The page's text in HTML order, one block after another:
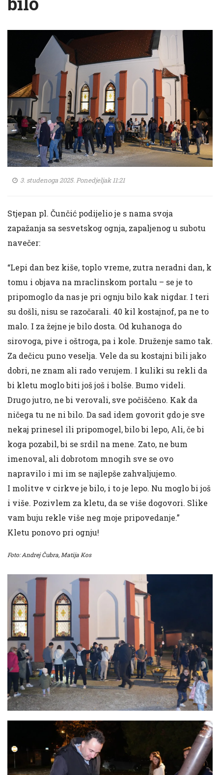
3. studenoga 2025. Ponedjeljak 11:21
Stjepan pl. Čunčić podijelio je s nama svoja
zapažanja sa sesvetskog ognja, zapaljenog u subotu
navečer:
“Lepi dan bez kiše, toplo vreme, zutra neradni dan, k
tomu i objava na mraclinskom portalu – se je to
pripomoglo da nas je pri ognju bilo kak nigdar. I teri
su došli, nisu se razočarali. 40 kil kostajnof, pa ne to
malo. I za žejne je bilo dosta. Od kuhanoga do
sirovoga, pive i oštroga, pa i kole. Druženje samo tak.
Za dečicu puno veselja. Vele da su kostajni bili jako
dobri, ne znam ali rado verujem. I kuliki su rekli da
bi kletu moglo biti još još i bolše. Bumo videli.
Drugo jutro, ne bi verovali, sve počiščeno. Kak da
ničega tu ne ni bilo. Da sad idem govorit gdo je sve
nekaj prinesel ili pripomogel, bilo bi lepo, Ali, če bi
koga pozabil, bi se srdil na mene. Zato, ne bum
imenoval, ali dobrotom mnogih sve se ovo
napravilo i mi im se najlepše zahvaljujemo.
I molitve v cirkve je bilo, i to je lepo. Nu moglo bi još
i više. Pozivlem za kletu, da se više dogovori. Slike
vam buju rekle više neg moje pripovedanje.”
Kletu ponovo pri ognju!
Foto: Andrej Čubra, Matija Kos